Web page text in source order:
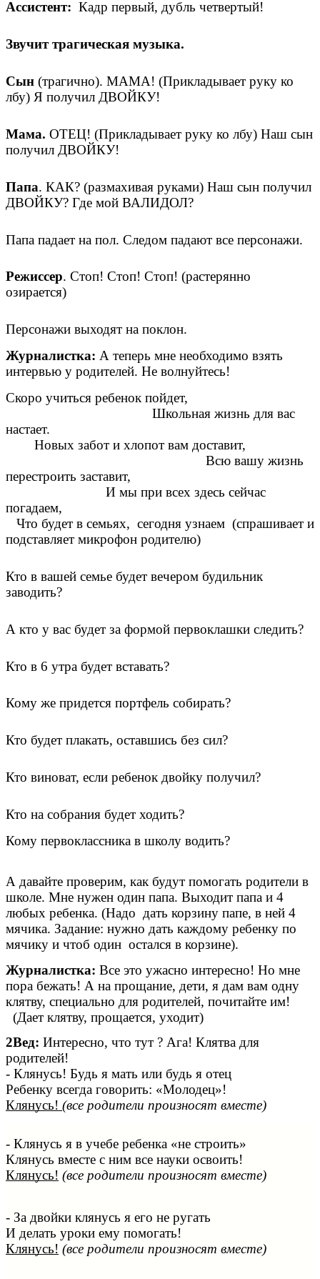
Ассистент: Кадр первый, дубль четвертый!
Звучит трагическая музыка.
Сын (трагично). МАМА! (Прикладывает руку ко
лбу) Я получил ДВОЙКУ!
Мама. ОТЕЦ! (Прикладывает руку ко лбу) Наш сын
получил ДВОЙКУ!
Папа. КАК? (размахивая руками) Наш сын получил
ДВОЙКУ? Где мой ВАЛИДОЛ?
Папа падает на пол. Следом падают все персонажи.
Режиссер. Стоп! Стоп! Стоп! (растерянно
озирается)
Персонажи выходят на поклон.
Журналистка: А теперь мне необходимо взять
интервью у родителей. Не волнуйтесь!
Скоро учиться ребенок пойдет,
Школьная жизнь для вас
настает.
Новых забот и хлопот вам доставит,
Всю вашу жизнь
перестроить заставит,
И мы при всех здесь сейчас
погадаем,
Что будет в семьях, сегодня узнаем (спрашивает и
подставляет микрофон родителю)
Кто в вашей семье будет вечером будильник
заводить?
А кто у вас будет за формой первоклашки следить?
Кто в 6 утра будет вставать?
Кому же придется портфель собирать?
Кто будет плакать, оставшись без сил?
Кто виноват, если ребенок двойку получил?
Кто на собрания будет ходить?
Кому первоклассника в школу водить?
А давайте проверим, как будут помогать родители в
школе. Мне нужен один папа. Выходит папа и 4
любых ребенка. (Надо дать корзину папе, в ней 4
мячика. Задание: нужно дать каждому ребенку по
мячику и чтоб один остался в корзине).
Журналистка: Все это ужасно интересно! Но мне
пора бежать! А на прощание, дети, я дам вам одну
клятву, специально для родителей, почитайте им!
(Дает клятву, прощается, уходит)
2Вед: Интересно, что тут ? Ага! Клятва для
родителей!
- Клянусь! Будь я мать или будь я отец
Ребенку всегда говорить: «Молодец»!
Клянусь! (все родители произносят вместе)
- Клянусь я в учебе ребенка «не строить»
Клянусь вместе с ним все науки освоить!
Клянусь! (все родители произносят вместе)
- За двойки клянусь я его не ругать
И делать уроки ему помогать!
Клянусь! (все родители произносят вместе)